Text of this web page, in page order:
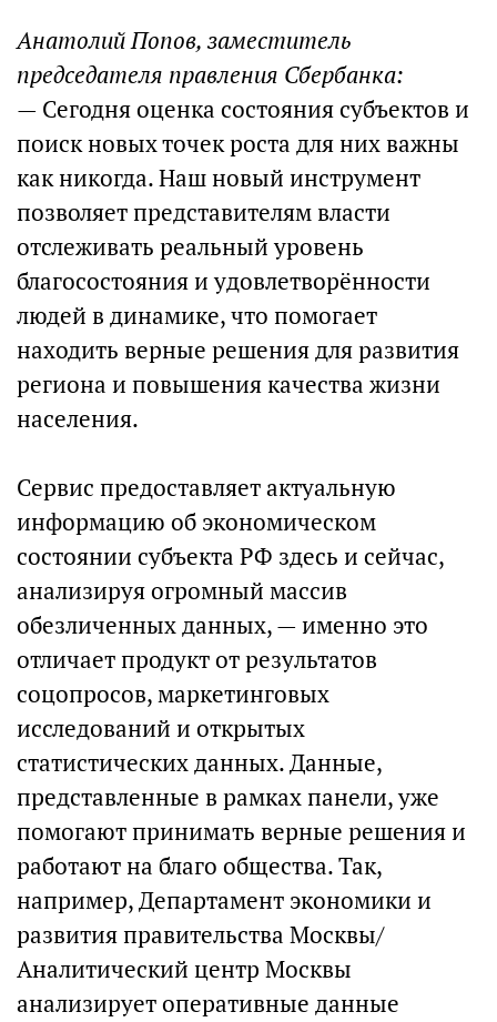
Анатолий Попов, заместитель
председателя правления Сбербанка:
— Сегодня оценка состояния субъектов и
поиск новых точек роста для них важны
как никогда. Наш новый инструмент
позволяет представителям власти
отслеживать реальный уровень
благосостояния и удовлетворённости
людей в динамике, что помогает
находить верные решения для развития
региона и повышения качества жизни
населения.
Сервис предоставляет актуальную
информацию об экономическом
состоянии субъекта РФ здесь и сейчас,
анализируя огромный массив
обезличенных данных, — именно это
отличает продукт от результатов
соцопросов, маркетинговых
исследований и открытых
статистических данных. Данные,
представленные в рамках панели, уже
помогают принимать верные решения и
работают на благо общества. Так,
например, Департамент экономики и
развития правительства Москвы/
Аналитический центр Москвы
анализирует оперативные данные